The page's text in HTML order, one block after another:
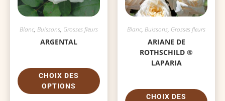
Blanc, Buissons, Grosses fleurs
ARGENTAL
CHOIX DES
OPTIONS
Blanc, Buissons, Grosses fleurs
ARIANE DE
ROTHSCHILD ®
LAPARIA
CHOIX DES